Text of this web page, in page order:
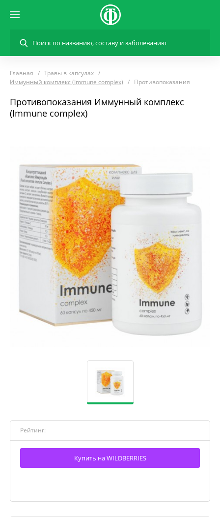
Главная
Травы в капсулах
Иммунный комплекс (Immune complex)
Противопоказания
Противопоказания Иммунный комплекс
(Immune complex)
Рейтинг:
Купить на WILDBERRIES